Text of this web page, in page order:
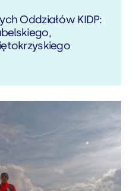
Oddziałów KIDP: